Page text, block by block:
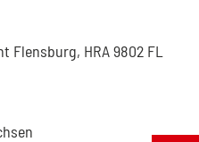
HRA 9802 FL